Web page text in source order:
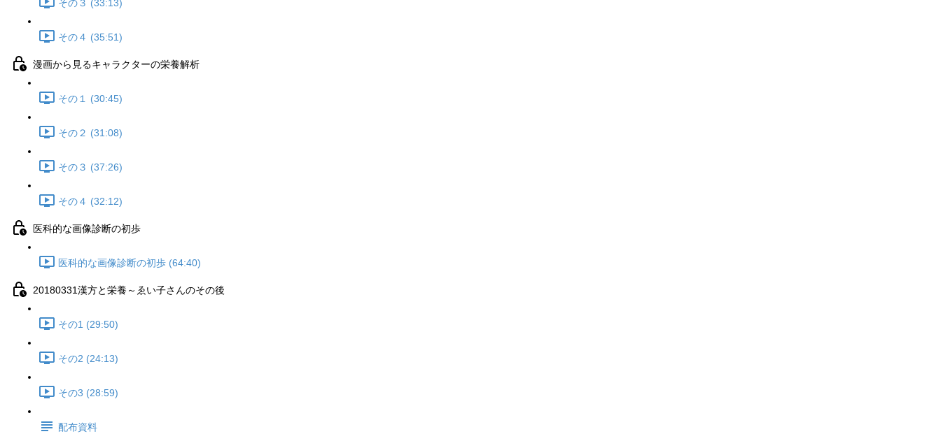
その３ (33:13)
その４ (35:51)
漫画から見るキャラクターの栄養解析
その１ (30:45)
その２ (31:08)
その３ (37:26)
その４ (32:12)
医科的な画像診断の初歩
医科的な画像診断の初歩 (64:40)
20180331漢方と栄養～ゑい子さんのその後
その1 (29:50)
その2 (24:13)
その3 (28:59)
配布資料